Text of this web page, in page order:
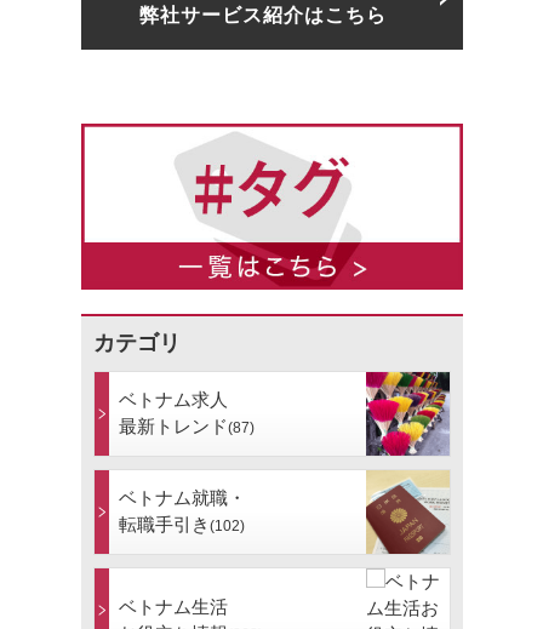
弊社サービス紹介はこちら
カテゴリ
ベトナム求人
最新トレンド(87)
ベトナム就職・
転職手引き (102)
ベトナム生活